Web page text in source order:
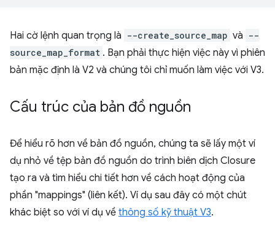
Hai cờ lệnh quan trọng là --create_source_map và --
source_map_format . Bạn phải thực hiện việc này vì phiên
bản mặc định là V2 và chúng tôi chỉ muốn làm việc với V3.
Cấu trúc của bản đồ nguồn
Để hiểu rõ hơn về bản đồ nguồn, chúng ta sẽ lấy một ví
dụ nhỏ về tệp bản đồ nguồn do trình biên dịch Closure
tạo ra và tìm hiểu chi tiết hơn về cách hoạt động của
phần "mappings" (liên kết). Ví dụ sau đây có một chút
khác biệt so với ví dụ về thông số kỹ thuật V3.